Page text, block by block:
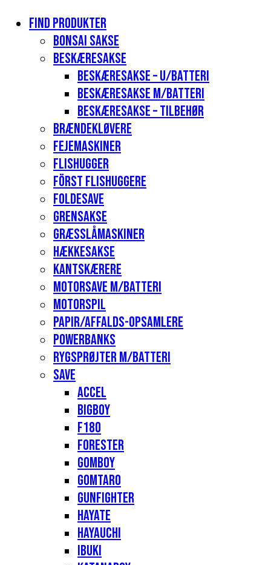
Find produkter
Bonsai sakse
Beskæresakse
Beskæresakse – u/batteri
Beskæresakse m/batteri
Beskæresakse – tilbehør
Brændekløvere
Fejemaskiner
Flishugger
Först flishuggere
Foldesave
Grensakse
Græsslåmaskiner
Hækkesakse
Kantskærere
Motorsave m/batteri
Motorspil
Papir/affalds-opsamlere
Powerbanks
Rygsprøjter m/batteri
Save
Accel
Bigboy
F180
Forester
Gomboy
Gomtaro
Gunfighter
Hayate
Hayauchi
Ibuki